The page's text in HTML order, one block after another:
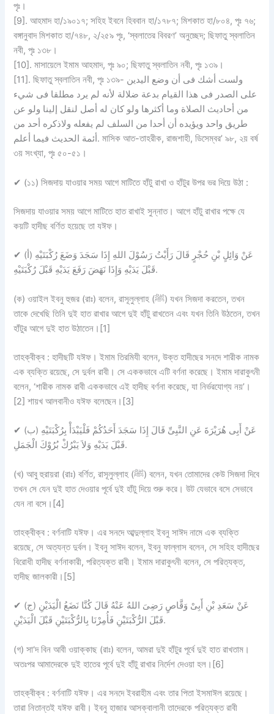
পৃঃ।
[9]. আহমাদ হা/১৯০১৭; সহিহ ইবনে হিববান হা/১৭৮৭; মিশকাত হা/৮০৪, পৃঃ ৭৬;
বঙ্গানুবাদ মিশকাত হা/৭৪৮, ২/২৫৯ পৃঃ, ‘স্বলাতের বিবরণ’ অনুচ্ছেদ; ছিফাতু স্বলাতিন
নবী, পৃঃ ১৩৮।
[10]. মাসায়েলে ইমাম আহমাদ, পৃঃ ৯০; ছিফাতু স্বলাতিন নবী, পৃঃ ১৩৯।
[11]. ছিফাতু স্বলাতিন নবী, পৃঃ ১৩৯- ولست أشك فى أن وضع اليدين
على الصدر فى هذا القيام بدعة ضلالة لأنه لم يرد مطلقا فى شيء
من أحاديث الصلاة وما أكثرها ولو كان له أصل لنقل إلينا ولو عن
طريق واحد ويؤيده أن أحدا من السلف لم يفعله ولاذكره أحد من
أئمة الحديث فيما أعلم. মাসিক আত-তাহরীক, রাজশাহী, ডিসেম্বর’ ৯৮, ২য় বর্ষ
৩য় সংখ্যা, পৃঃ ৫০-৫১।
✔ (১১) সিজদায় যাওয়ার সময় আগে মাটিতে হাঁটু রাখা ও হাঁটুর উপর ভর দিয়ে উঠা :
সিজদায় যাওয়ার সময় আগে মাটিতে হাত রাখাই সুন্নাত। আগে হাঁটু রাখার পক্ষে যে
কয়টি হাদীছ বর্ণিত হয়েছে তা যঈফ।
✔ (أ) عَنْ وَائِلٍ بْنِ حُجْرٍ قَالَ رَأَيْتُ رَسُوْلَ اللهِ إِذَا سَجَدَ وَضَعَ رُكْبَتَيْهِ
قَبْلَ يَدَيْهِ وَإِذَا نَهَضَ رَفَعَ يَدَيْهِ قَبْلَ رُكْبَتَيْهِ.
(ক) ওয়াইল ইবনু হুজর (রাঃ) বলেন, রাসূলুল্লাহ (ﷺ) যখন সিজদা করতেন, তখন
তাকে দেখেছি তিনি দুই হাত রাখার আগে দুই হাঁটু রাখতেন এবং যখন তিনি উঠতেন, তখন
হাঁটুর আগে দুই হাত উঠাতেন।[1]
তাহক্বীক্ব : হাদীছটিযঈফ। ইমাম তিরমিযী বলেন, উক্ত হাদীছের সনদে শারীক নামক
এক ব্যক্তি রয়েছে, সে দুর্বল রাবী। সে এককভাবে এটি বর্ণনা করেছে। ইমাম দারাকুৎনী
বলেন, ‘শারীক নামক রাবী এককভাবে এই হাদীছ বর্ণনা করেছে, যা নির্ভরযোগ্য নয়’।
[2] শায়খ আলবানীও যঈফ বলেছেন।[3]
✔ (ب) عَنْ أَبِى هُرَيْرَةَ عَنِ النَّبِىِّ قَالَ إِذَا سَجَدَ أَحَدُكُمْ فَلْيَبْدَأْ بِرُكْبَتَيْهِ
قَبْلَ يَدَيْهِ وَلاَ يَبْرُكْ بُرُوْكَ الْجَمَلِ.
(খ) আবু হুরায়রা (রাঃ) বর্ণিত, রাসূলুল্লাহ (ﷺ) বলেন, যখন তোমাদের কেউ সিজদা দিবে
তখন সে যেন দুই হাত দেওয়ার পূর্বে দুই হাঁটু দিয়ে শুরু করে। উট যেভাবে বসে সেভাবে
যেন না বসে।[4]
তাহক্বীক্ব : বর্ণনাটিযঈফ। এর সনদে আব্দুল্লাহ ইবনু সাঈদ নামে এক ব্যক্তি
রয়েছে, সে অত্যন্ত দুর্বল। ইবনু সাঈদ বলেন, ইবনু ফাল্লাস বলেন, সে সহিহ হাদীছের
বিরোধী হাদীছ বর্ণনাকারী, পরিত্যক্ত রাবী। ইমাম দারাকুৎনী বলেন, সে পরিত্যক্ত,
হাদীছ জালকারী।[5]
✔ (ج) عَنْ سَعَدِ بْنِ أَبِىْ وَقَّاصٍ رَضِىَ اللهُ عَنْهُ قَالَ كُنَّا نَضَعُ الْيَدَيْنِ
قَبْلَ الرُّكْبَتَيْنِ فَأُمِرْنَا بِالرُّكْبَتَيْنِ قَبْلَ الْيَدَيْنِ.
(গ) সা‘দ বিন আবী ওয়াক্কাছ (রাঃ) বলেন, আমরা দুই হাঁটুর পূর্বে দুই হাত রাখতাম।
অতঃপর আমাদেরকে দুই হাতের পূর্বে দুই হাঁটু রাখার নির্দেশ দেওয়া হল।[6]
তাহক্বীক্ব : বর্ণনাটিযঈফ। এর সনদে ইবরাহীম এবং তার পিতা ইসমাঈল রয়েছে।
তারা নিতান্তই যঈফ রাবী। ইবনু হাজার আসক্বালানী তাদেরকে পরিত্যক্ত রাবী